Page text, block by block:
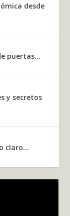
desde
puertas...
y secretos
claro...